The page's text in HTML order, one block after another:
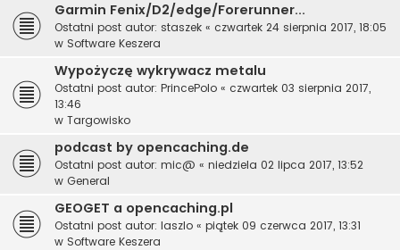
Garmin Fenix/D2/edge/Forerunner...
Ostatni post autor: staszek « czwartek 24 sierpnia 2017, 18:05
w Software Keszera
Wypożyczę wykrywacz metalu
Ostatni post autor: PrincePolo « czwartek 03 sierpnia 2017,
13:46
w Targowisko
podcast by opencaching.de
Ostatni post autor: mic@ « niedziela 02 lipca 2017, 13:52
w General
GEOGET a opencaching.pl
Ostatni post autor: laszlo « piątek 09 czerwca 2017, 13:31
w Software Keszera